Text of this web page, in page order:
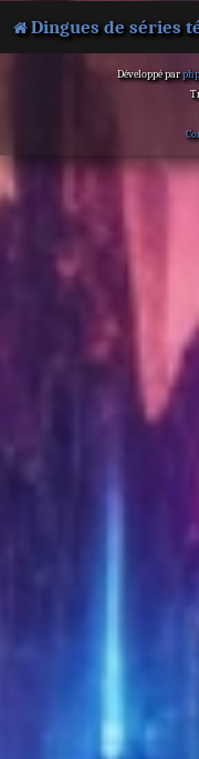
Dingues de séries
Développé par